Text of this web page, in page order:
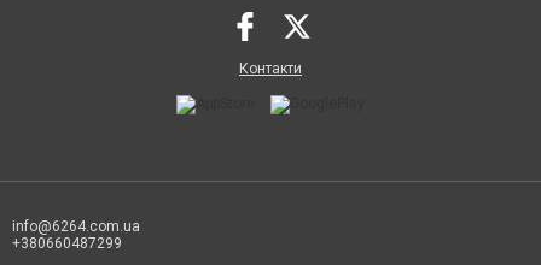
Контакти
info@6264.com.ua
+380660487299